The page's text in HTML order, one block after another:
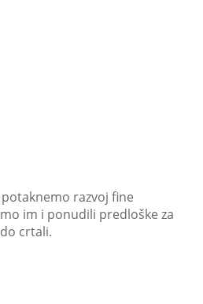
razvoj fine
im i ponudili predloške za
crtali.